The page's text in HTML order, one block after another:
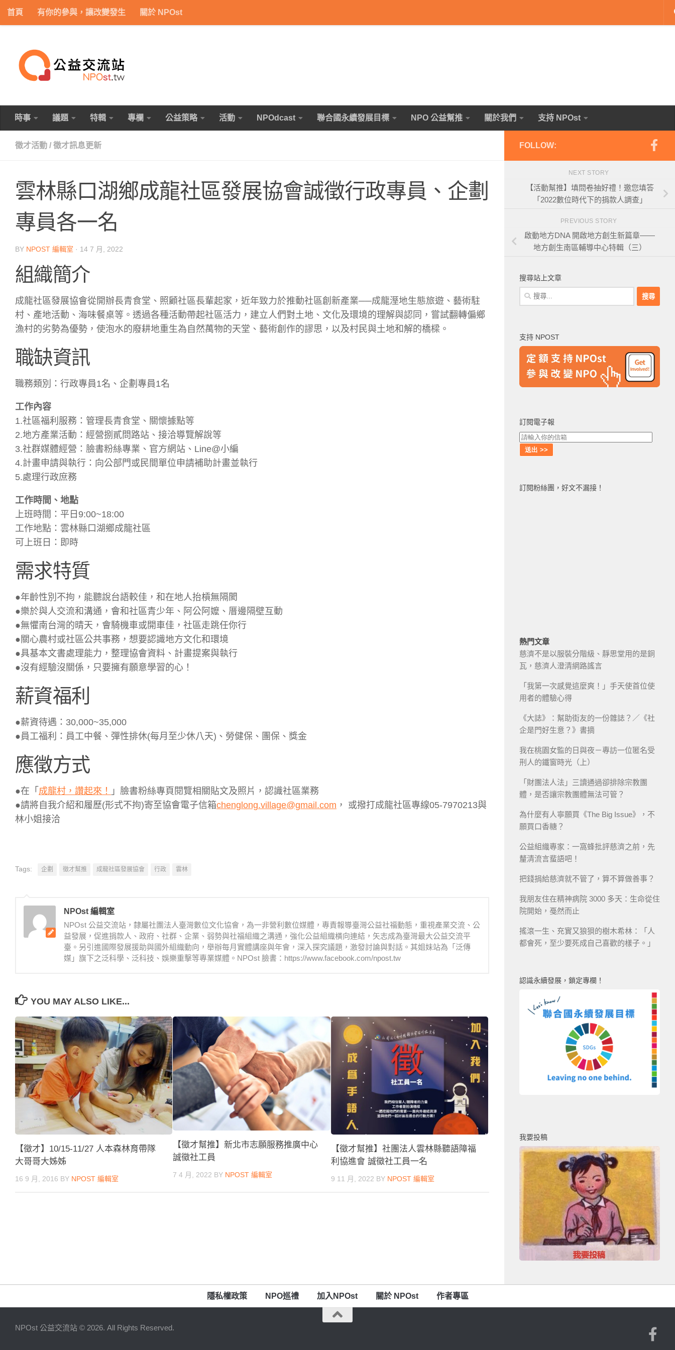
Skip to content
首頁 有你的參與，讓改變發生 關於 NPOst
時事 議題 特輯 專欄 公益策略 活動 NPOdcast 聯合國永續發展目標 NPO 公益幫推 關於我們 支持 NPOst
徵才活動 / 徵才訊息更新
雲林縣口湖鄉成龍社區發展協會誠徵行政專員、企劃
專員各一名
BY NPOST 編輯室 · 14 7 月, 2022
組織簡介
成龍社區發展協會從開辦長青食堂、照顧社區長輩起家，近年致力於推動社區創新產業──成龍溼地生態旅遊、藝術駐
村、產地活動、海味餐桌等。透過各種活動帶起社區活力，建立人們對土地、文化及環境的理解與認同，嘗試翻轉偏鄉
漁村的劣勢為優勢，使泡水的廢耕地重生為自然萬物的天堂、藝術創作的謬思，以及村民與土地和解的橋樑。
職缺資訊
職務類別：行政專員1名、企劃專員1名
工作內容
1.社區福利服務：管理長青食堂、關懷據點等
2.地方產業活動：經營捌貳問路站、接洽導覽解說等
3.社群媒體經營：臉書粉絲專業、官方網站、Line@小編
4.計畫申請與執行：向公部門或民間單位申請補助計畫並執行
5.處理行政庶務
工作時間、地點
上班時間：平日9:00~18:00
工作地點：雲林縣口湖鄉成龍社區
可上班日：即時
需求特質
●年齡性別不拘，能聽說台語較佳，和在地人抬槓無隔閡
●樂於與人交流和溝通，會和社區青少年、阿公阿嬤、厝邊隔壁互動
●無懼南台灣的晴天，會騎機車或開車佳，社區走跳任你行
●關心農村或社區公共事務，想要認識地方文化和環境️
●具基本文書處理能力，整理協會資料、計畫提案與執行
●沒有經驗沒關係，只要擁有願意學習的心！
薪資福利
●薪資待遇：30,000~35,000
●員工福利：員工中餐、彈性排休(每月至少休八天)、勞健保、團保、獎金
應徵方式
●在「 成龍村，讚起來！
」臉書粉絲專頁閱覽相關貼文及照片，認識社區業務
●請將自我介紹和履歷(形式不拘)寄至協會電子信箱chenglong.village@gmail.com ，️ 或撥打成龍社區專線05-7970213與
林小姐接洽
Tags: 企劃 徵才幫推 成龍社區發展協會 行政 雲林
NPOst 編輯室
NPOst 公益交流站，隸屬社團法人臺灣數位文化協會，為一非營利數位媒體，專責報導臺灣公益社福動態，重視產業交流、公
益發展，促進捐款人、政府、社群、企業、弱勢與社福組織之溝通，強化公益組織橫向連結，矢志成為臺灣最大公益交流平
臺。另引進國際發展援助與國外組織動向，舉辦每月實體講座與年會，深入探究議題，激發討論與對話。其姐妹站為「泛傳
媒」旗下之泛科學、泛科技、娛樂重擊等專業媒體。NPOst 臉書：https://www.facebook.com/npost.tw
YOU MAY ALSO LIKE...
【徵才】10/15-11/27 人本森林育帶隊
大哥哥大姊姊
16 9 月, 2016 BY NPOST 編輯室
【徵才幫推】新北市志願服務推廣中心
誠徵社工員
7 4 月, 2022 BY NPOST 編輯室
【徵才幫推】社團法人雲林縣聽語障福
利協進會 誠徵社工員一名
9 11 月, 2022 BY NPOST 編輯室
FOLLOW:
NEXT STORY
【活動幫推】填問卷抽好禮！邀您填答
「2022數位時代下的捐款人調查」
PREVIOUS STORY
啟動地方DNA 開啟地方創生新篇章——
地方創生南區輔導中心特輯（三）
搜尋站上文章
搜
尋
字:
支持 NPOST
訂閱電子報
訂閱粉絲團，好文不漏接！
熱門文章
慈濟不是以服裝分階級、靜思堂用的是銅
瓦，慈濟人澄清網路謠言
「我第一次感覺這麼爽！」手天使首位使
用者的體驗心得
《大誌》：幫助街友的一份雜誌？／《社
企是門好生意？》書摘
我在桃園女監的日與夜－專訪一位匿名受
刑人的鐵窗時光（上）
「財團法人法」三讀通過卻排除宗教團
體，是否讓宗教團體無法可管？
為什麼有人寧願買《The Big Issue》，不
願買口香糖？
公益組織專家：一窩蜂批評慈濟之前，先
釐清流言蜚語吧！
把錢捐給慈濟就不管了，算不算做善事？
我朋友住在精神病院 3000 多天：生命從住
院開始，戞然而止
搖滾一生、充實又狼狽的樹木希林：「人
都會死，至少要死成自己喜歡的樣子。」
認識永續發展，鎖定專欄！
我要投稿
隱私權政策 NPO巡禮 加入NPOst 關於 NPOst 作者專區
NPOst 公益交流站 © 2026. All Rights Reserved.